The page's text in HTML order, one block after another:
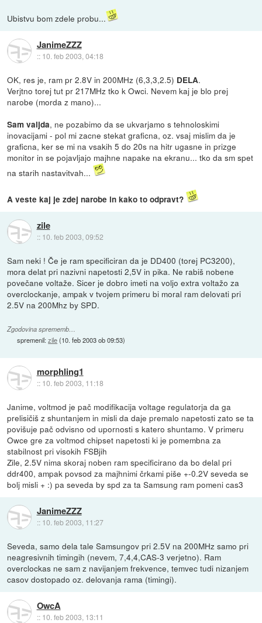
Ubistvu bom zdele probu...
JanimeZZZ
:: 10. feb 2003, 04:18
OK, res je, ram pr 2.8V in 200MHz (6,3,3,2.5) DELA.
Verjtno torej tut pr 217MHz tko k Owci. Nevem kaj je blo prej
narobe (morda z mano)...
Sam valjda, ne pozabimo da se ukvarjamo s tehnoloskimi
inovacijami - pol mi zacne stekat graficna, oz. vsaj mislim da je
graficna, ker se mi na vsakih 5 do 20s na hitr ugasne in prizge
monitor in se pojavljajo majhne napake na ekranu... tko da sm spet
na starih nastavitvah...
A veste kaj je zdej narobe in kako to odpravt?
zile
:: 10. feb 2003, 09:52
Sam neki ! Če je ram specificiran da je DD400 (torej PC3200),
mora delat pri nazivni napetosti 2,5V in pika. Ne rabiš nobene
povečane voltaže. Sicer je dobro imeti na voljo extra voltažo za
overclockanje, ampak v tvojem primeru bi moral ram delovati pri
2.5V na 200Mhz by SPD.
Zgodovina sprememb…
spremenil:zile(10. feb 2003 ob 09:53)
morphling1
:: 10. feb 2003, 11:18
Janime, voltmod je pač modifikacija voltage regulatorja da ga
prelisičiš z shuntanjem in misli da daje premalo napetosti zato se ta
povišuje pač odvisno od upornosti s katero shuntamo. V primeru
Owce gre za voltmod chipset napetosti ki je pomembna za
stabilnost pri visokih FSBjih
Zile, 2.5V nima skoraj noben ram specificirano da bo delal pri
ddr400, ampak povsod za majhnimi črkami piše +-0.2V seveda se
bolj misli + :) pa seveda by spd za ta Samsung ram pomeni cas3
JanimeZZZ
:: 10. feb 2003, 11:27
Seveda, samo dela tale Samsungov pri 2.5V na 200MHz samo pri
neagresivnih timingih (nevem, 7,4,4,CAS-3 verjetno). Ram
overclockas ne sam z navijanjem frekvence, temvec tudi nizanjem
casov dostopado oz. delovanja rama (timingi).
OwcA
:: 10. feb 2003, 13:11